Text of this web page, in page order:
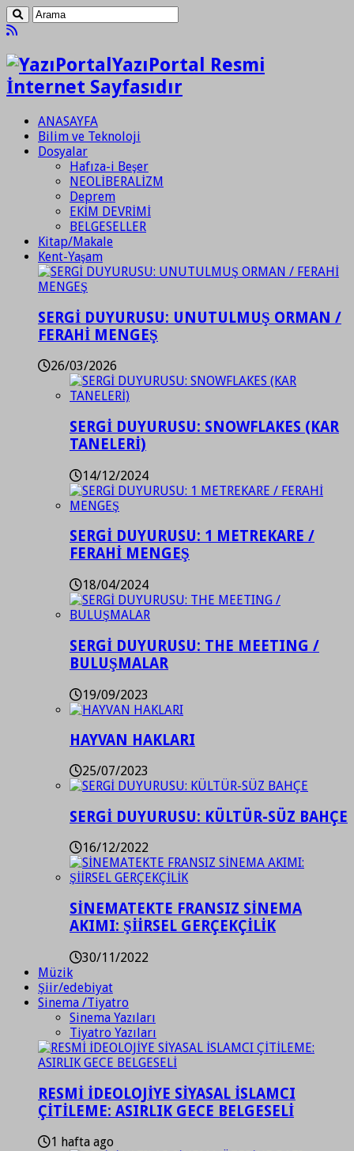
YazıPortal Resmi
İnternet Sayfasıdır
ANASAYFA
Bilim ve Teknoloji
Dosyalar
Hafıza-i Beşer
NEOLİBERALİZM
Deprem
EKİM DEVRİMİ
BELGESELLER
Kitap/Makale
Kent-Yaşam
SERGİ DUYURUSU: UNUTULMUŞ ORMAN /
FERAHİ MENGEŞ
26/03/2026
SERGİ DUYURUSU: SNOWFLAKES (KAR
TANELERİ)
14/12/2024
SERGİ DUYURUSU: 1 METREKARE /
FERAHİ MENGEŞ
18/04/2024
SERGİ DUYURUSU: THE MEETING /
BULUŞMALAR
19/09/2023
HAYVAN HAKLARI
25/07/2023
SERGİ DUYURUSU: KÜLTÜR-SÜZ BAHÇE
16/12/2022
SİNEMATEKTE FRANSIZ SİNEMA
AKIMI: ŞİİRSEL GERÇEKÇİLİK
30/11/2022
Müzik
Şiir/edebiyat
Sinema /Tiyatro
Sinema Yazıları
Tiyatro Yazıları
RESMİ İDEOLOJİYE SİYASAL İSLAMCI
ÇİTİLEME: ASIRLIK GECE BELGESELİ
1 hafta ago